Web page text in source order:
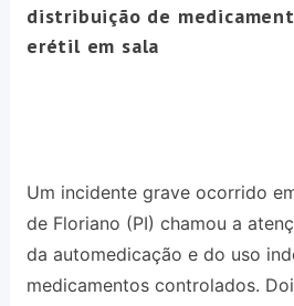
distribuição de
erétil em sala
Um incidente grave ocorrido
de Floriano (PI) chamou a
da automedicação e do uso
medicamentos controlados.